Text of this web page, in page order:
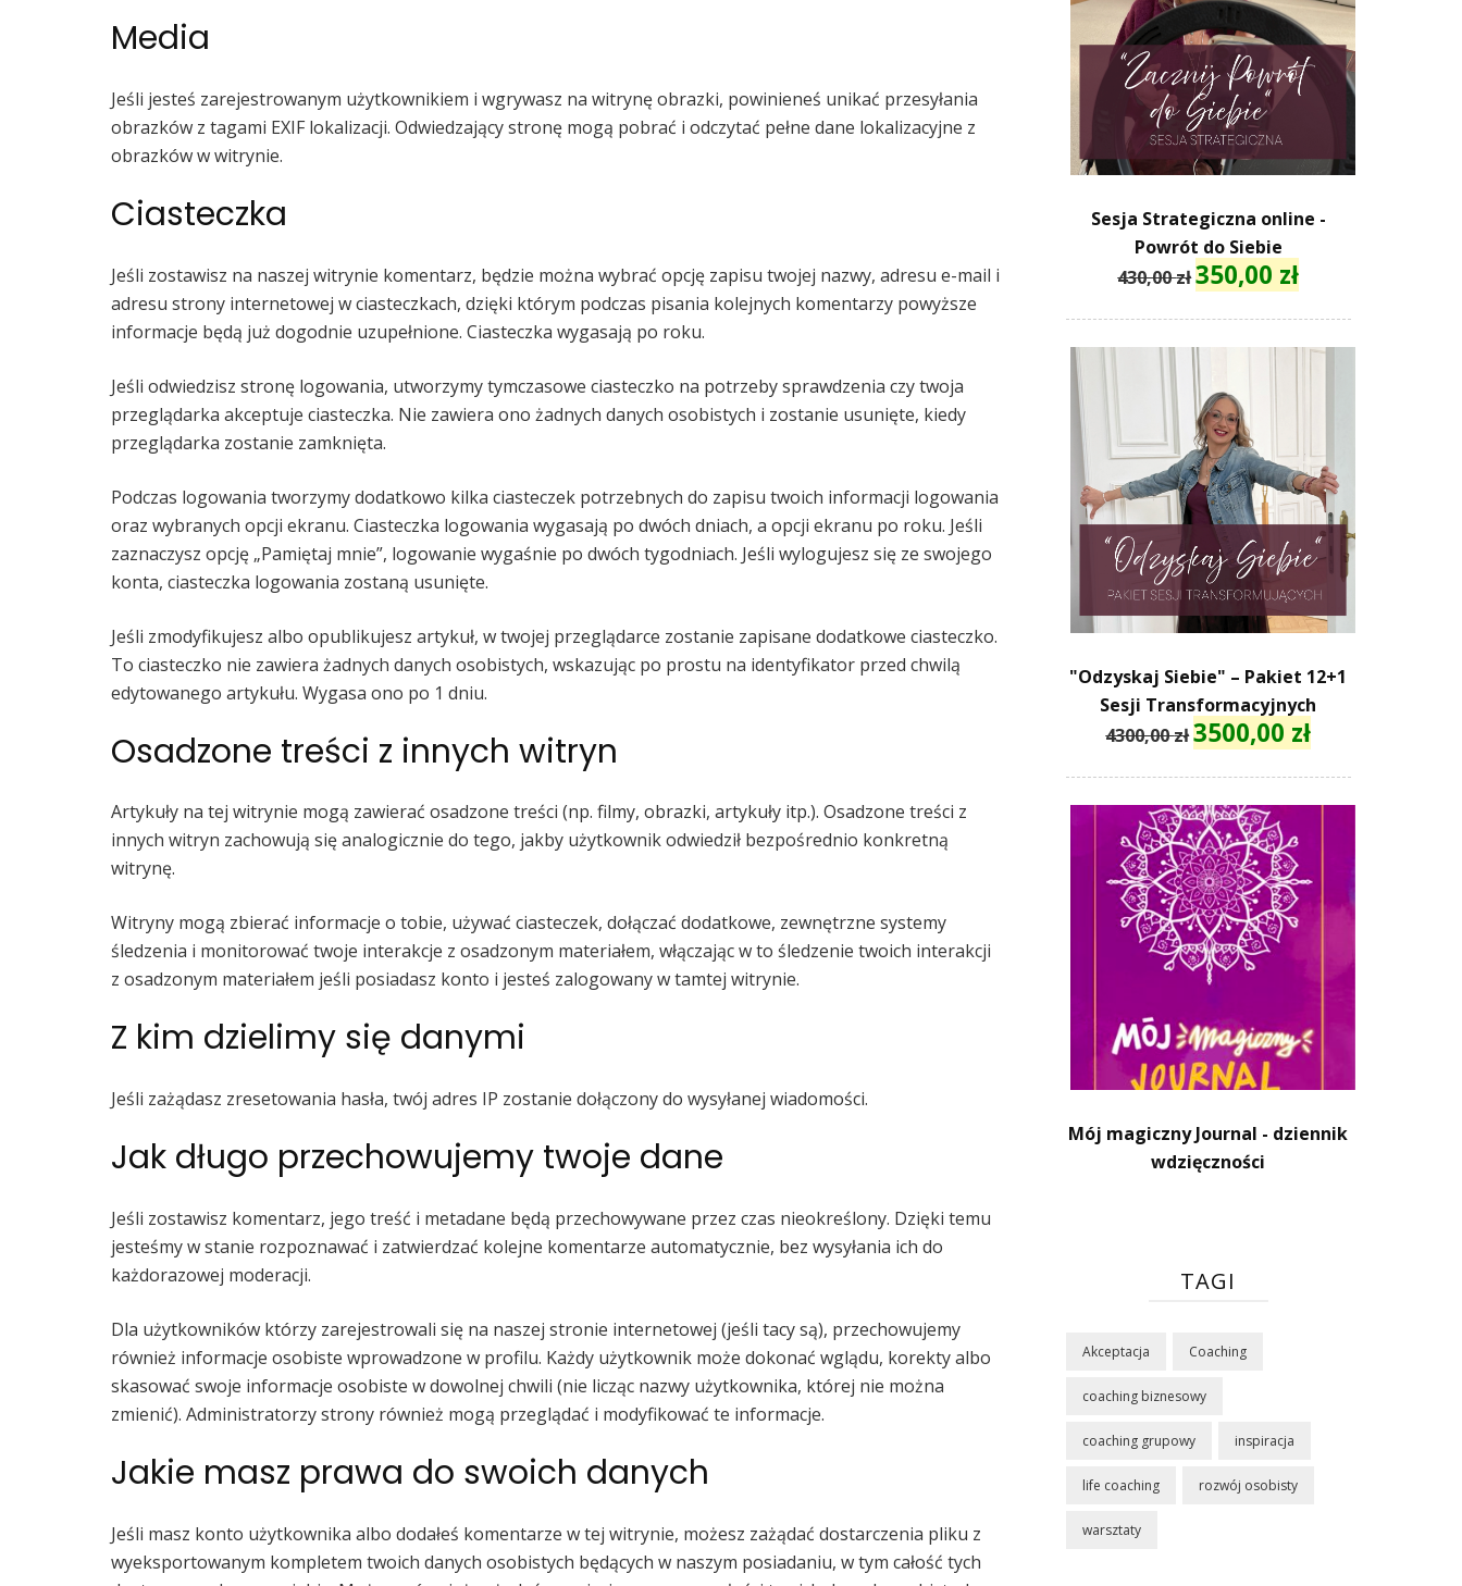
Media
Jeśli jesteś zarejestrowanym użytkownikiem i wgrywasz na witrynę obrazki, powinieneś unikać przesyłania
obrazków z tagami EXIF lokalizacji. Odwiedzający stronę mogą pobrać i odczytać pełne dane lokalizacyjne z
obrazków w witrynie.
Ciasteczka
Jeśli zostawisz na naszej witrynie komentarz, będzie można wybrać opcję zapisu twojej nazwy, adresu e-mail i
adresu strony internetowej w ciasteczkach, dzięki którym podczas pisania kolejnych komentarzy powyższe
informacje będą już dogodnie uzupełnione. Ciasteczka wygasają po roku.
Jeśli odwiedzisz stronę logowania, utworzymy tymczasowe ciasteczko na potrzeby sprawdzenia czy twoja
przeglądarka akceptuje ciasteczka. Nie zawiera ono żadnych danych osobistych i zostanie usunięte, kiedy
przeglądarka zostanie zamknięta.
Podczas logowania tworzymy dodatkowo kilka ciasteczek potrzebnych do zapisu twoich informacji logowania
oraz wybranych opcji ekranu. Ciasteczka logowania wygasają po dwóch dniach, a opcji ekranu po roku. Jeśli
zaznaczysz opcję „Pamiętaj mnie”, logowanie wygaśnie po dwóch tygodniach. Jeśli wylogujesz się ze swojego
konta, ciasteczka logowania zostaną usunięte.
Jeśli zmodyfikujesz albo opublikujesz artykuł, w twojej przeglądarce zostanie zapisane dodatkowe ciasteczko.
To ciasteczko nie zawiera żadnych danych osobistych, wskazując po prostu na identyfikator przed chwilą
edytowanego artykułu. Wygasa ono po 1 dniu.
Osadzone treści z innych witryn
Artykuły na tej witrynie mogą zawierać osadzone treści (np. filmy, obrazki, artykuły itp.). Osadzone treści z
innych witryn zachowują się analogicznie do tego, jakby użytkownik odwiedził bezpośrednio konkretną
witrynę.
Witryny mogą zbierać informacje o tobie, używać ciasteczek, dołączać dodatkowe, zewnętrzne systemy
śledzenia i monitorować twoje interakcje z osadzonym materiałem, włączając w to śledzenie twoich interakcji
z osadzonym materiałem jeśli posiadasz konto i jesteś zalogowany w tamtej witrynie.
Z kim dzielimy się danymi
Jeśli zażądasz zresetowania hasła, twój adres IP zostanie dołączony do wysyłanej wiadomości.
Jak długo przechowujemy twoje dane
Jeśli zostawisz komentarz, jego treść i metadane będą przechowywane przez czas nieokreślony. Dzięki temu
jesteśmy w stanie rozpoznawać i zatwierdzać kolejne komentarze automatycznie, bez wysyłania ich do
każdorazowej moderacji.
Dla użytkowników którzy zarejestrowali się na naszej stronie internetowej (jeśli tacy są), przechowujemy
również informacje osobiste wprowadzone w profilu. Każdy użytkownik może dokonać wglądu, korekty albo
skasować swoje informacje osobiste w dowolnej chwili (nie licząc nazwy użytkownika, której nie można
zmienić). Administratorzy strony również mogą przeglądać i modyfikować te informacje.
Jakie masz prawa do swoich danych
Jeśli masz konto użytkownika albo dodałeś komentarze w tej witrynie, możesz zażądać dostarczenia pliku z
wyeksportowanym kompletem twoich danych osobistych będących w naszym posiadaniu, w tym całość tych
Sesja Strategiczna online -
Powrót do Siebie
430,00złPierwotna
430,00 zł.
350,00 złAktualna
350,00 zł.
"Odzyskaj Siebie" – Pakiet 12+1
Sesji Transformacyjnych
4300,00złPierwotna
4300,00 zł.
3500,00 złAktualna
Mój magiczny Journal - dziennik
wdzięczności
TAGI
Akceptacja Coaching
coaching biznesowy
coaching grupowy inspiracja
life coaching rozwój osobisty
warsztaty